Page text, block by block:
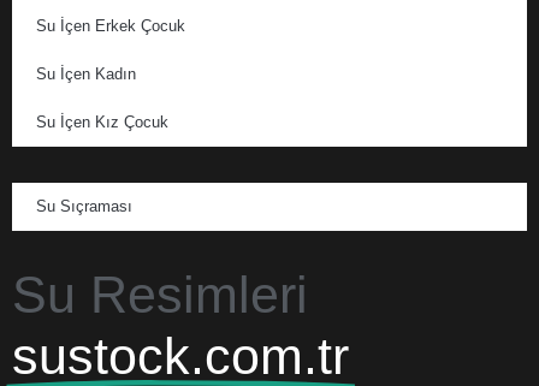
Su İçen Erkek Çocuk
Su İçen Kadın
Su İçen Kız Çocuk
Su Sıçraması
Su Resimleri
sustock.com.tr